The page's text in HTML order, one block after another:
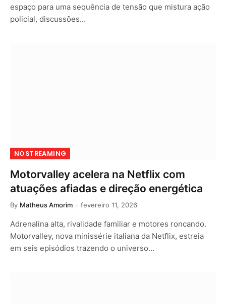
espaço para uma sequência de tensão que mistura ação
policial, discussões…
NOSTREAMING
Motorvalley acelera na Netflix com
atuações afiadas e direção energética
By Matheus Amorim fevereiro 11, 2026
Adrenalina alta, rivalidade familiar e motores roncando.
Motorvalley, nova minissérie italiana da Netflix, estreia
em seis episódios trazendo o universo…